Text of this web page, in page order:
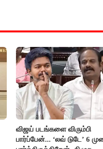
விஜய் படங்களை விரும்பி
பார்ப்பேன்... ‘லவ் டுடே’ 6